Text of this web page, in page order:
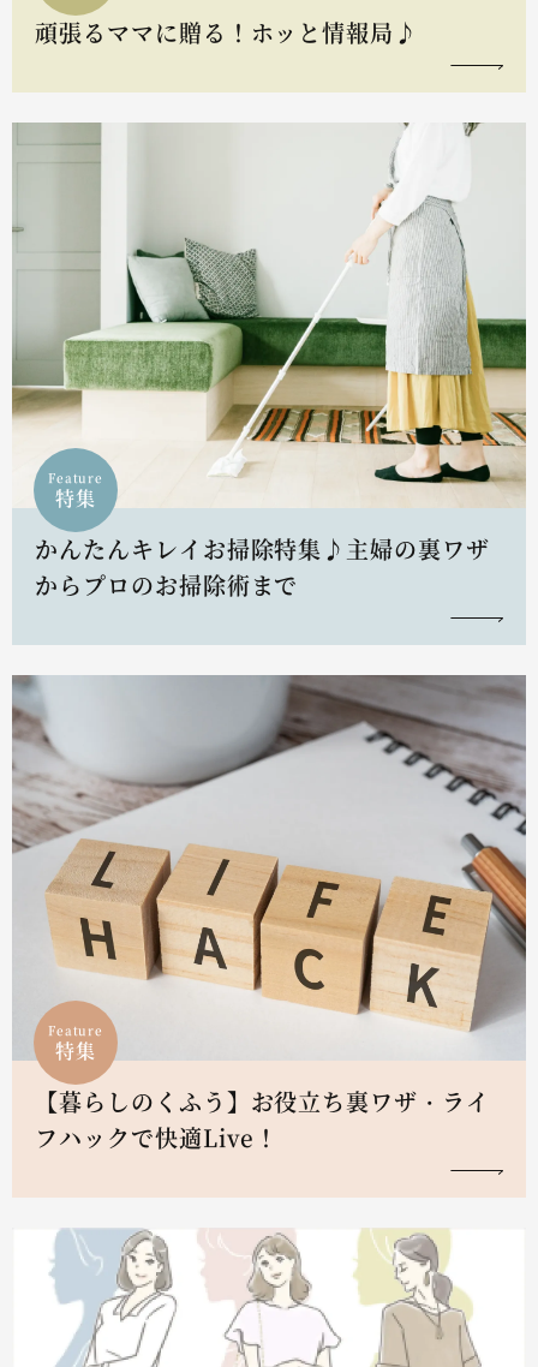
頑張るママに贈る！ホッと情報局♪
Feature
特集
かんたんキレイお掃除特集♪主婦の裏ワザ
からプロのお掃除術まで
Feature
特集
【暮らしのくふう】お役立ち裏ワザ・ライ
フハックで快適Live！